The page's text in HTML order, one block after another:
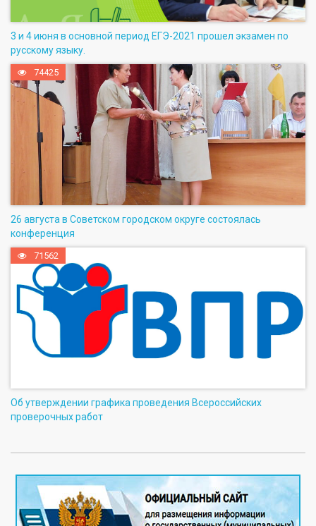
3 и 4 июня в основной период ЕГЭ-2021 прошел экзамен по
русскому языку.
74425
26 августа в Советском городском округе состоялась
конференция
71562
Об утверждении графика проведения Всероссийских
проверочных работ